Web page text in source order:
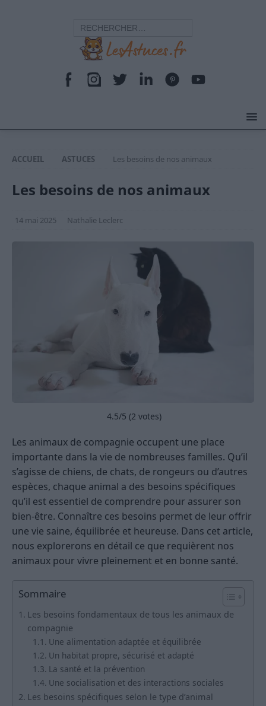
ACCUEIL ASTUCES Les besoins de nos animaux
Les besoins de nos animaux
14 mai 2025 Nathalie Leclerc
4.5/5 (2 votes)
Les animaux de compagnie occupent une place
importante dans la vie de nombreuses familles. Qu’il
s’agisse de chiens, de chats, de rongeurs ou d’autres
espèces, chaque animal a des besoins spécifiques
qu’il est essentiel de comprendre pour assurer son
bien-être. Connaître ces besoins permet de leur offrir
une vie saine, équilibrée et heureuse. Dans cet article,
nous explorerons en détail ce que requièrent nos
animaux pour vivre pleinement et en bonne santé.
Sommaire
Les besoins fondamentaux de tous les animaux de
compagnie
Une alimentation adaptée et équilibrée
Un habitat propre, sécurisé et adapté
La santé et la prévention
Une socialisation et des interactions sociales
Les besoins spécifiques selon le type d’animal